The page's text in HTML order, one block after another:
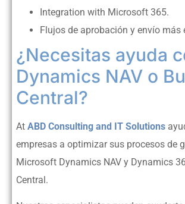
Integration with Microsoft 365.
Flujos de aprobación y envío más
¿Necesitas ayuda
Dynamics NAV o
Central?
At ABD Consulting and IT Solutions
empresas a optimizar sus procesos de
Microsoft Dynamics NAV y Dynamics
Central.